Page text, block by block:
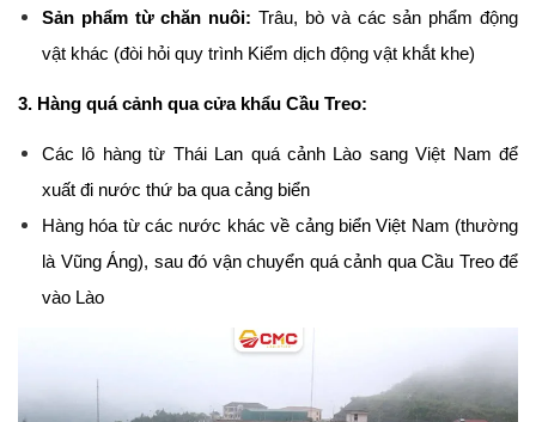
Sản phẩm từ chăn nuôi: Trâu, bò và các sản phẩm động
vật khác (đòi hỏi quy trình Kiểm dịch động vật khắt khe)
3. Hàng quá cảnh qua cửa khẩu Cầu Treo:
Các lô hàng từ Thái Lan quá cảnh Lào sang Việt Nam để
xuất đi nước thứ ba qua cảng biển
Hàng hóa từ các nước khác về cảng biển Việt Nam (thường
là Vũng Áng), sau đó vận chuyển quá cảnh qua Cầu Treo để
vào Lào